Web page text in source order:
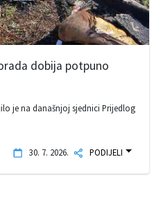
dobija potpuno
je na današnjoj sjednici Prijedlog
30. 7. 2026. PODIJELI